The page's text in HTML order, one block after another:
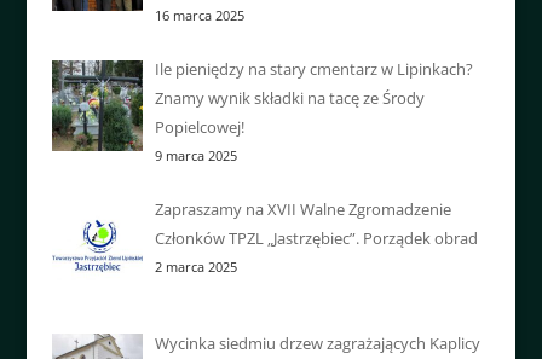
16 marca 2025
Ile pieniędzy na stary cmentarz w Lipinkach?
Znamy wynik składki na tacę ze Środy
Popielcowej!
9 marca 2025
Zapraszamy na XVII Walne Zgromadzenie
Członków TPZL „Jastrzębiec”. Porządek obrad
2 marca 2025
Wycinka siedmiu drzew zagrażających Kaplicy